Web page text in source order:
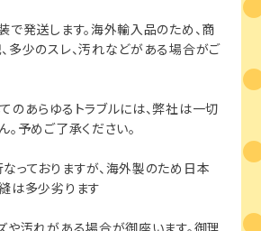
発送します。海外輸入品のため、商
多少のスレ、汚れなどがある場合がご
のあらゆるトラブルには、弊社は一切
予めご了承ください。
っておりますが、海外製のため日本
は多少劣ります